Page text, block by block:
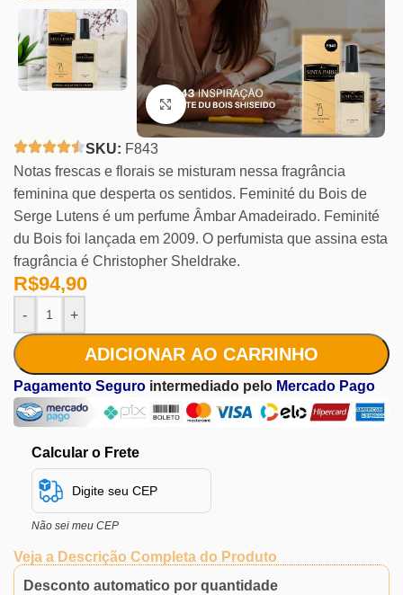
Clique para ampliar
SKU: F843
Notas frescas e florais se misturam nessa fragrância
feminina que desperta os sentidos. Feminité du Bois de
Serge Lutens é um perfume Âmbar Amadeirado. Feminité
du Bois foi lançada em 2009. O perfumista que assina esta
fragrância é Christopher Sheldrake.
R$94,90
- +
ADICIONAR AO CARRINHO
Pagamento Seguro intermediado pelo Mercado Pago
Calcular o Frete
Não sei meu CEP
Veja a Descrição Completa do Produto
Desconto automatico por quantidade